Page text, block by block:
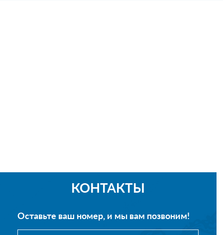
КОНТАКТЫ
Оставьте ваш номер, и мы вам позвоним!